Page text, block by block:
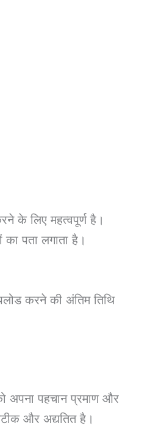
के लिए महत्वपूर्ण है।
पता लगाता है।
करने की अंतिम तिथि
अपना पहचान प्रमाण और
और अद्यतित है।